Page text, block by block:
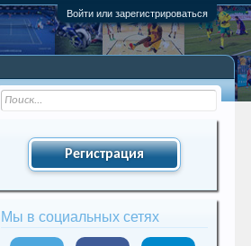
Войти или зарегистрироваться
Регистрация
Мы в социальных сетях